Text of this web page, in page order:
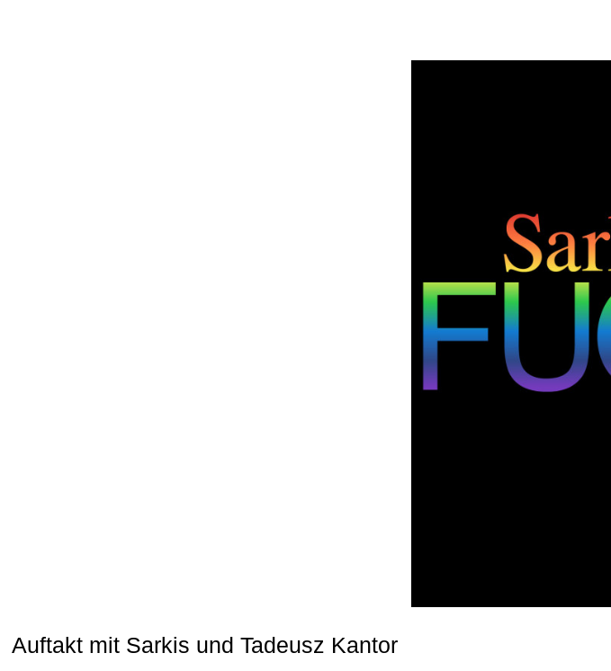
Auftakt mit Sarkis und Tadeusz Kantor